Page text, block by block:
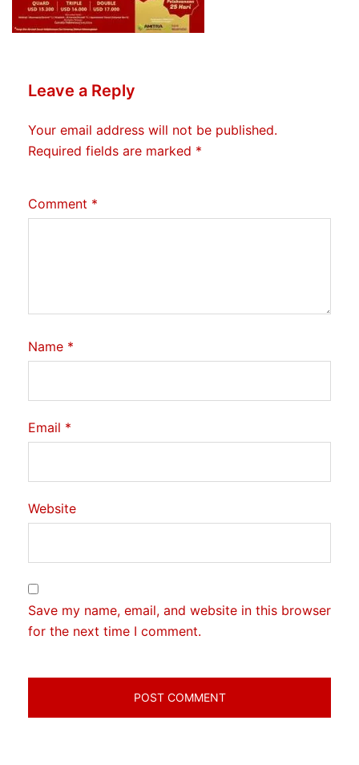
Leave a Reply
Your email address will not be published.
Required fields are marked *
Comment *
Name *
Email *
Website
Save my name, email, and website in this browser
for the next time I comment.